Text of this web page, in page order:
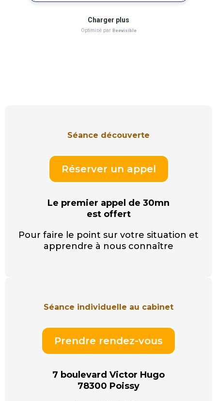
Séance découverte
Réserver un appel
Le premier appel de 30mn
est offert
Pour faire le point sur votre situation et
apprendre à nous connaître
Séance individuelle au cabinet
Prendre rendez-vous
7 boulevard Victor Hugo
78300 Poissy